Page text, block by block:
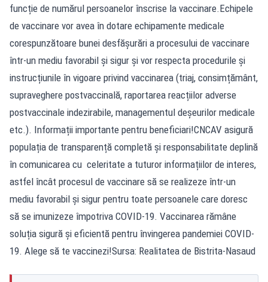
funcție de numărul persoanelor înscrise la vaccinare.Echipele
de vaccinare vor avea în dotare echipamente medicale
corespunzătoare bunei desfășurări a procesului de vaccinare
într-un mediu favorabil și sigur și vor respecta procedurile și
instrucțiunile în vigoare privind vaccinarea (triaj, consimțământ,
supraveghere postvaccinală, raportarea reacțiilor adverse
postvaccinale indezirabile, managementul deșeurilor medicale
etc.). Informații importante pentru beneficiari!CNCAV asigură
populația de transparență completă și responsabilitate deplină
în comunicarea cu celeritate a tuturor informațiilor de interes,
astfel încât procesul de vaccinare să se realizeze într-un
mediu favorabil și sigur pentru toate persoanele care doresc
să se imunizeze împotriva COVID-19. Vaccinarea rămâne
soluția sigură și eficientă pentru învingerea pandemiei COVID-
19. Alege să te vaccinezi!Sursa: Realitatea de Bistrita-Nasaud